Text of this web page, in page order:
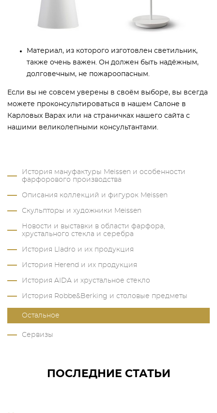
Материал, из которого изготовлен светильник,
также очень важен. Он должен быть надёжным,
долговечным, не пожароопасным.
Если вы не совсем уверены в своём выборе, вы всегда
можете проконсультироваться в нашем Салоне в
Карловых Варах или на страничках нашего сайта с
нашими великолепными консультантами.
История мануфактуры Meissen и особенности
фарфорового производства
Описания коллекций и фигурок Meissen
Скульпторы и художники Meissen
Новости и выставки в области фарфора,
хрустального стекла и серебра
История Lladro и их продукция
История Herend и их продукция
История AIDA и хрустальное стекло
История Robbe&Berking и столовые предметы
Остальное
Сервизы
ПОСЛЕДНИЕ СТАТЬИ